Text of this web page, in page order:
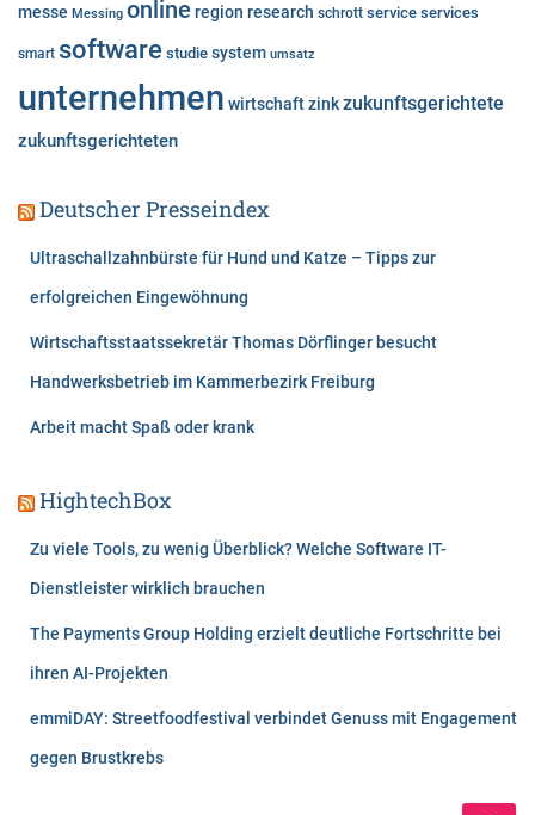
messe Messing online region research schrott service services
smart software studie system umsatz
unternehmen wirtschaftzinkzukunftsgerichtete
zukunftsgerichteten
Deutscher Presseindex
Ultraschallzahnbürste für Hund und Katze – Tipps zur
erfolgreichen Eingewöhnung
Wirtschaftsstaatssekretär Thomas Dörflinger besucht
Handwerksbetrieb im Kammerbezirk Freiburg
Arbeit macht Spaß oder krank
HightechBox
Zu viele Tools, zu wenig Überblick? Welche Software IT-
Dienstleister wirklich brauchen
The Payments Group Holding erzielt deutliche Fortschritte bei
ihren AI-Projekten
emmiDAY: Streetfoodfestival verbindet Genuss mit Engagement
gegen Brustkrebs